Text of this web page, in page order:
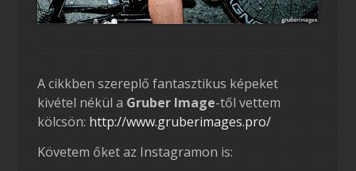
A cikkben szereplő fantasztikus képeket
kivétel nékül a Gruber Image-től vettem
kölcsön: http://www.gruberimages.pro/
Követem őket az Instagramon is: